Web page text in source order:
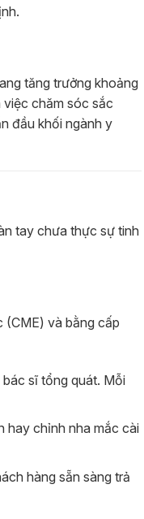
tăng trưởng khoảng
việc chăm sóc sắc
đầu khối ngành y
tay chưa thực sự tinh
(CME) và bằng cấp
sĩ tổng quát. Mỗi
hay chỉnh nha mắc cài
hàng sẵn sàng trả